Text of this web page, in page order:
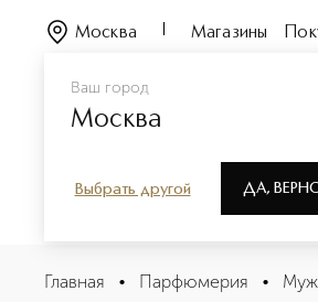
Ваш город
Москва
Выбрать другой ДА,
Москва Магазины
BOIS MELANGE Парфюмерная
Описание
Главная • Парфюмерия •